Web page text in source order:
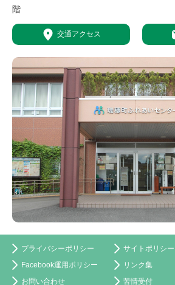
階
交通アクセス
プライバシーポリシー
サイトポリシー
Facebook運用ポリシー
リンク集
お問い合わせ
苦情受付